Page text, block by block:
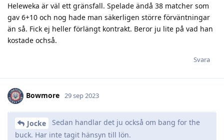
Heleweka är väl ett gränsfall. Spelade ändå 38 matcher som
gav 6+10 och nog hade man säkerligen större förväntningar
än så. Fick ej heller förlängt kontrakt. Beror ju lite på vad han
kostade ochså.
Svara
Bowmore 29 sep 2023
Jocke
Sedan handlar det ju också om bang for the
buck. Har inte tagit hänsyn till lön.